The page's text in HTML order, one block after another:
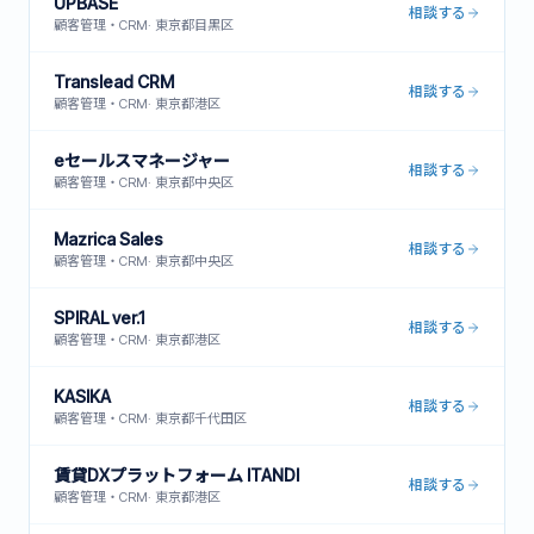
顧客管理・CRM· 東京都目黒区
相談する
Translead CRM
顧客管理・CRM· 東京都港区
相談する
eセールスマネージャー
顧客管理・CRM· 東京都中央区
相談する
Mazrica Sales
顧客管理・CRM· 東京都中央区
相談する
SPIRAL ver.1
顧客管理・CRM· 東京都港区
相談する
KASIKA
顧客管理・CRM· 東京都千代田区
相談する
賃貸DXプラットフォーム ITANDI
顧客管理・CRM· 東京都港区
相談する